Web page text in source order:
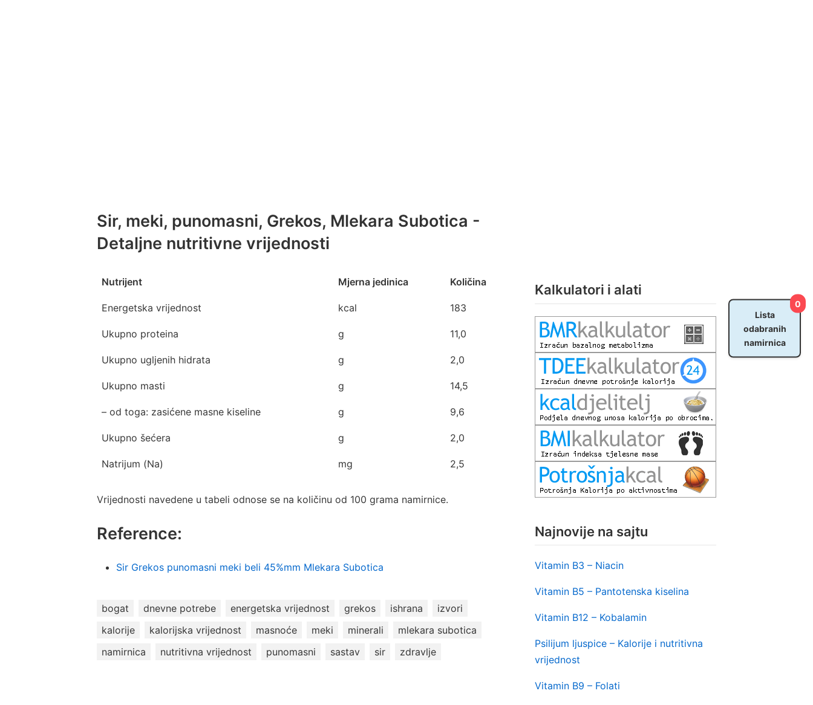
Sir, meki, punomasni, Grekos, Mlekara Subotica -
Detaljne nutritivne vrijednosti
Nutrijent Mjerna jedinica Količina
Energetska vrijednost kcal 183
Ukupno proteina g 11,0
Ukupno ugljenih hidrata g 2,0
Ukupno masti g 14,5
– od toga: zasićene masne kiseline g 9,6
Ukupno šećera g 2,0
Natrijum (Na) mg 2,5
Vrijednosti navedene u tabeli odnose se na količinu od 100 grama namirnice.
Reference:
Sir Grekos punomasni meki beli 45%mm Mlekara Subotica
bogat dnevne potrebe energetska vrijednost grekos ishrana
izvori
kalorije
kalorijska vrijednost masnoće meki minerali
mlekara subotica
namirnica
nutritivna vrijednost punomasni sastav sir zdravlje
Kalkulatori i alati
Najnovije na sajtu
Vitamin B3 – Niacin
Vitamin B5 – Pantotenska kiselina
Vitamin B12 – Kobalamin
Psilijum ljuspice – Kalorije i nutritivna
vrijednost
Vitamin B9 – Folati
0
Lista
odabranih
namirnica